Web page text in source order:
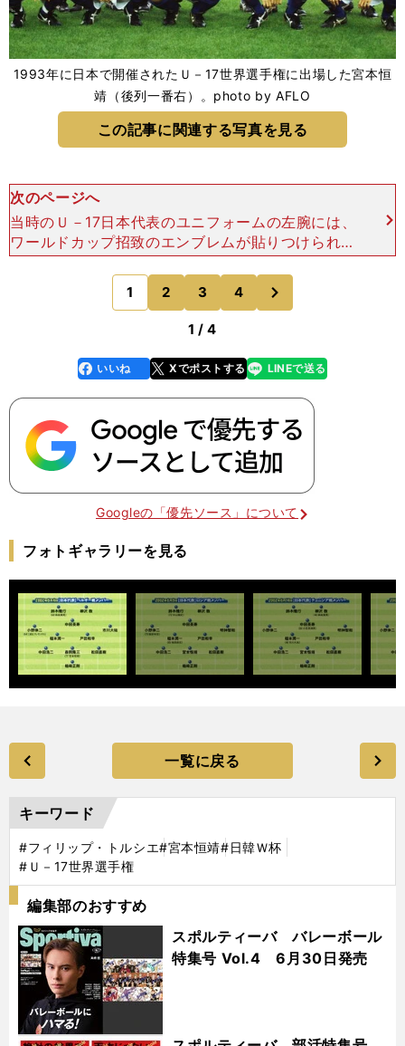
1993年に日本で開催されたＵ－17世界選手権に出場した宮本恒
靖（後列一番右）。photo by AFLO
この記事に関連する写真を見る
次のページへ
当時のＵ－17日本代表のユニフォームの左腕には、
ワールドカップ招致のエンブレムが貼りつけられて
おり、つまりは宮本自身、いわばロビー活動の一端
を担っていたわけだが、それでも出場へのリアリテ
ィが高まること
1 2 3 4
のページへ
1 / 4
faceboo
k
いいね Xでポストする
line LINEで送る
Googleの「優先ソース」について
フォトギャラリーを見る
一覧に戻る
キーワード
#フィリップ・トルシエ#宮本恒靖#日韓Ｗ杯
#Ｕ－17世界選手権
編集部のおすすめ
スポルティーバ バレーボール
特集号 Vol.4 6月30日発売